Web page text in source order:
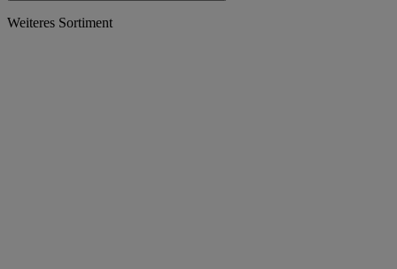
Weiteres Sortiment